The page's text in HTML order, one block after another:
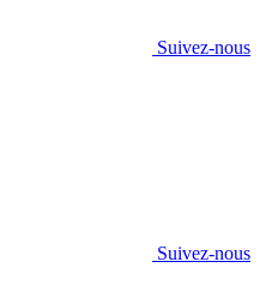
Suivez-nous
Suivez-nous